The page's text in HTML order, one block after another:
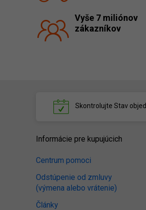
Vyše 7 miliónov
zákazníkov
Skontrolujte Stav
Informácie pre kupujúcich
Centrum pomoci
Odstúpenie od zmluvy
(výmena alebo vrátenie)
Články